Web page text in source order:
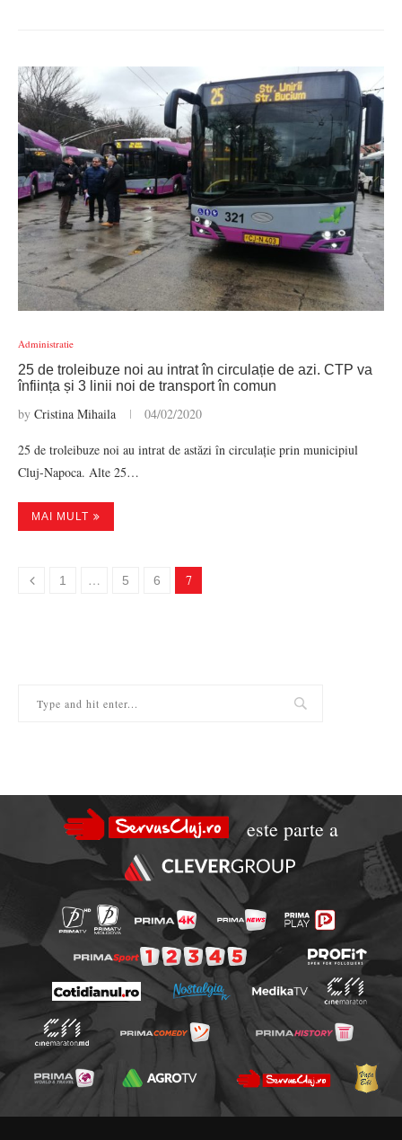
Administratie
25 de troleibuze noi au intrat în circulație de azi. CTP va
înființa și 3 linii noi de transport în comun
by Cristina Mihaila 04/02/2020
25 de troleibuze noi au intrat de astăzi în circulație prin municipiul
Cluj-Napoca. Alte 25…
MAI MULT
1 … 5 6 7
este parte a